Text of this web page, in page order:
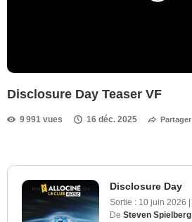
Disclosure Day Teaser VF
9 991 vues 16 déc. 2025 Partager
Disclosure Day
Sortie : 10 juin 2026 |
De Steven Spielberg